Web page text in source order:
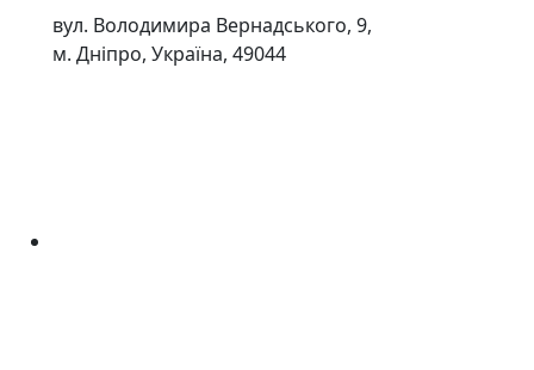
вул. Володимира Вернадського, 9,
м. Дніпро, Україна, 49044